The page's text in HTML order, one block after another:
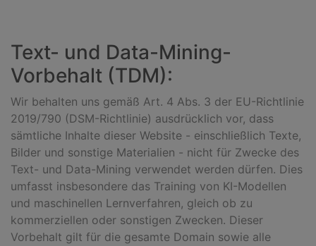
Text- und Data-Mining-
Vorbehalt (TDM):
Wir behalten uns gemäß Art. 4 Abs. 3 der EU-Richtlinie
2019/790 (DSM-Richtlinie) ausdrücklich vor, dass
sämtliche Inhalte dieser Website - einschließlich Texte,
Bilder und sonstige Materialien - nicht für Zwecke des
Text- und Data-Mining verwendet werden dürfen. Dies
umfasst insbesondere das Training von KI-Modellen
und maschinellen Lernverfahren, gleich ob zu
kommerziellen oder sonstigen Zwecken. Dieser
Vorbehalt gilt für die gesamte Domain sowie alle